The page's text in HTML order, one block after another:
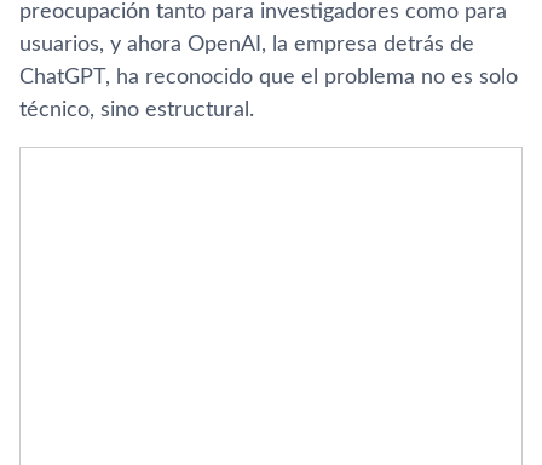
preocupación tanto para investigadores como para
usuarios, y ahora OpenAI, la empresa detrás de
ChatGPT, ha reconocido que el problema no es solo
técnico, sino estructural.